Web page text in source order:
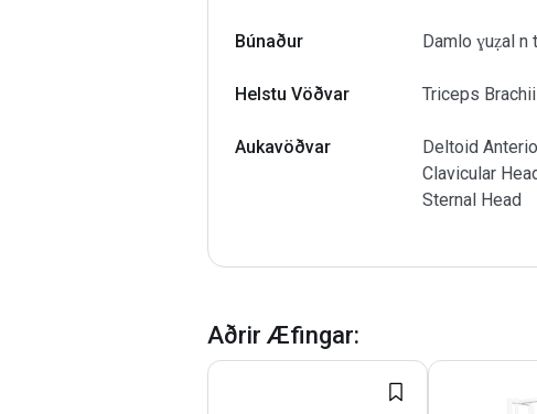
Búnaður Damlo ɣuẓal n
Helstu Vöðvar Triceps Brachii
Aukavöðvar
Deltoid
Clavicular
Sternal Head
Aðrir Æfingar: